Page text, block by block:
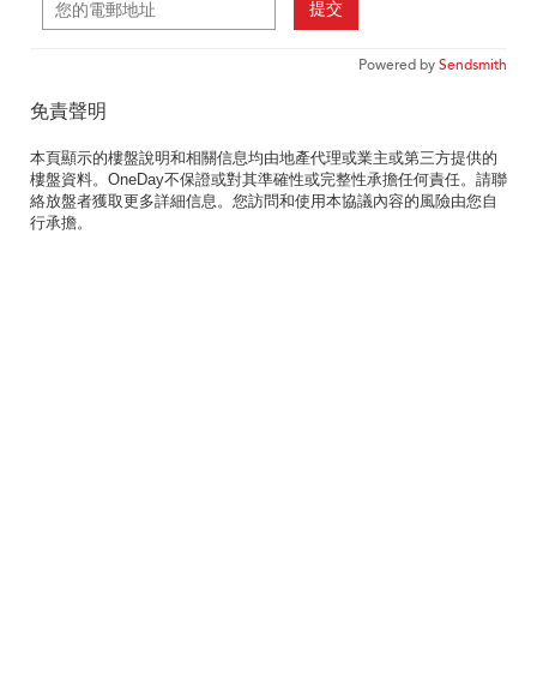
提交
Powered bySendsmith
免責聲明
本頁顯示的樓盤說明和相關信息均由地產代理或業主或第三方提供的
樓盤資料。OneDay不保證或對其準確性或完整性承擔任何責任。請聯
絡放盤者獲取更多詳細信息。您訪問和使用本協議內容的風險由您自
行承擔。